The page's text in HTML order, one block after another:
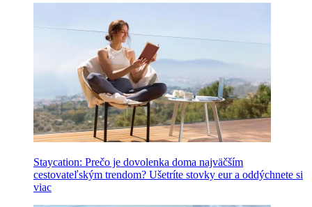
Staycation: Prečo je dovolenka doma najväčším
cestovateľským trendom? Ušetríte stovky eur a oddýchnete si
viac